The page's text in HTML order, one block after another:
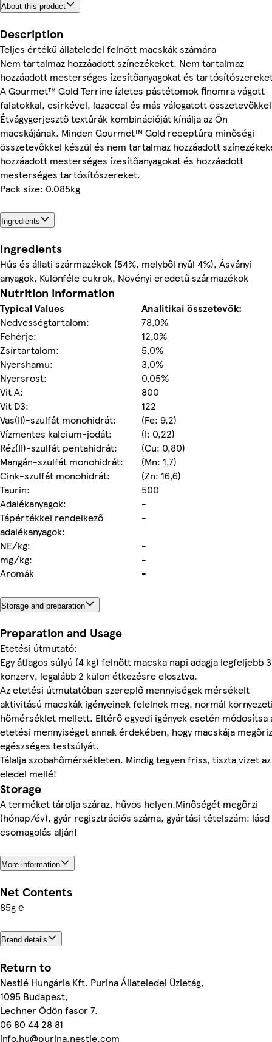
About this product
Description
Teljes értékű állateledel felnőtt macskák számára
Nem tartalmaz hozzáadott színezékeket. Nem tartalmaz
hozzáadott mesterséges ízesítőanyagokat és
A Gourmet™ Gold Terrine ízletes pástétomok finomra vágott
falatokkal, csirkével, lazaccal és más válogatott
Étvágygerjesztő textúrák kombinációját kínálja az Ön
macskájának. Minden Gourmet™ Gold receptúra minőségi
összetevőkkel készül és nem tartalmaz hozzáadott
hozzáadott mesterséges ízesítőanyagokat és hozzáadott
mesterséges tartósítószereket.
Pack size: 0.085kg
Ingredients
Ingredients
Hús és állati származékok (54%, melyből nyúl 4%), Ásványi
anyagok, Különféle cukrok, Növényi eredetű származékok
Nutrition information
Typical Values
Analitikai összetevők:
Nedvességtartalom:
78,0%
Fehérje:
12,0%
Zsírtartalom:
5,0%
Nyershamu:
3,0%
Nyersrost:
0,05%
Vit A:
800
Vit D3:
122
Vas(II)-szulfát monohidrát:
(Fe: 9,2)
Vízmentes kalcium-jodát:
(I: 0,22)
Réz(II)-szulfát pentahidrát:
(Cu: 0,80)
Mangán-szulfát monohidrát:
(Mn: 1,7)
Cink-szulfát monohidrát:
(Zn: 16,6)
Taurin:
500
Adalékanyagok:
-
Tápértékkel rendelkező
adalékanyagok:
-
NE/kg:
-
mg/kg:
-
Aromák
-
Storage and preparation
Preparation and Usage
Etetési útmutató:
Egy átlagos súlyú (4 kg) felnőtt macska napi adagja legfeljebb 3
konzerv, legalább 2 külön étkezésre elosztva.
Az etetési útmutatóban szereplő mennyiségek mérsékelt
aktivitású macskák igényeinek felelnek meg, normál
hőmérséklet mellett. Eltérő egyedi igények esetén módosítsa
etetési mennyiséget annak érdekében, hogy macskája
egészséges testsúlyát.
Tálalja szobahőmérsékleten. Mindig tegyen friss, tiszta vizet az
eledel mellé!
Storage
A terméket tárolja száraz, hűvös helyen.Minőségét megőrzi
(hónap/év), gyár regisztrációs száma, gyártási tételszám: lásd
csomagolás alján!
More information
Net Contents
85g ℮
Brand details
Return to
Nestlé Hungária Kft. Purina Állateledel Üzletág,
1095 Budapest,
Lechner Ödön fasor 7.
06 80 44 28 81
info.hu@purina.nestle.com